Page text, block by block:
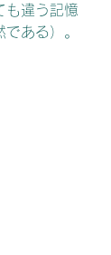
も違う記憶
ある）。